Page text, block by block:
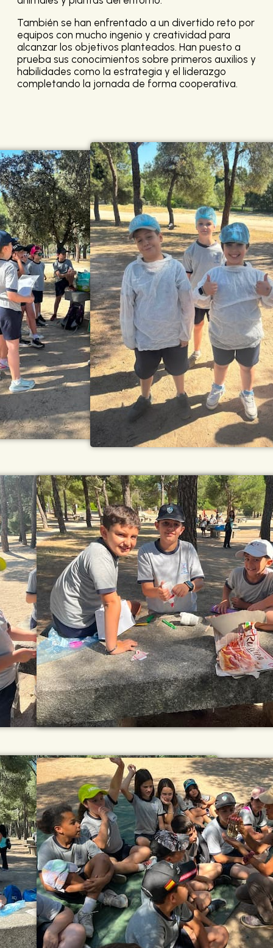
También se han enfrentado a un divertido reto por
equipos con mucho ingenio y creatividad para
alcanzar los objetivos planteados. Han puesto a
prueba sus conocimientos sobre primeros auxilios y
habilidades como la estrategia y el liderazgo
completando la jornada de forma cooperativa.